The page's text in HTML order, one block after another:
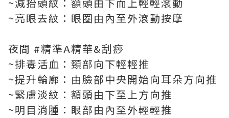
~亮眼去紋：眼圈由內至外滾動按摩
夜間 #精準A精華&刮痧
~排毒活血：頸部向下輕輕推
~提升輪廓：由臉部中央開始向耳朵方向推
~緊膚淡紋：額頭由下至上方向推
~明目消腫：眼部由內至外輕輕推